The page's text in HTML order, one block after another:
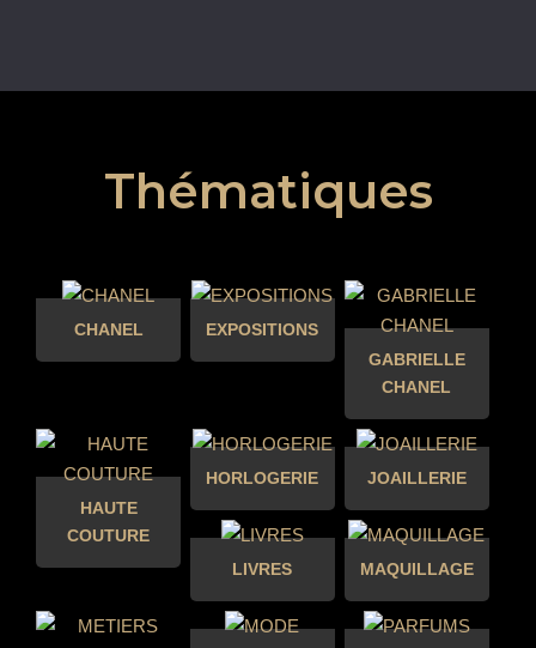
Thématiques
CHANEL
EXPOSITIONS
GABRIELLE
CHANEL
HAUTE
COUTURE
HORLOGERIE JOAILLERIE
LIVRES MAQUILLAGE